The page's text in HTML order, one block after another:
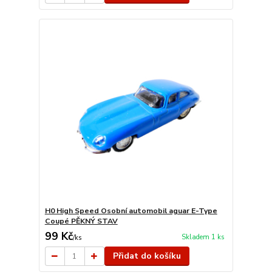
H0 High Speed Osobní automobil aguar E-Type
Coupé PĚKNÝ STAV
99 Kč/ks Skladem 1 ks
Přidat do košíku